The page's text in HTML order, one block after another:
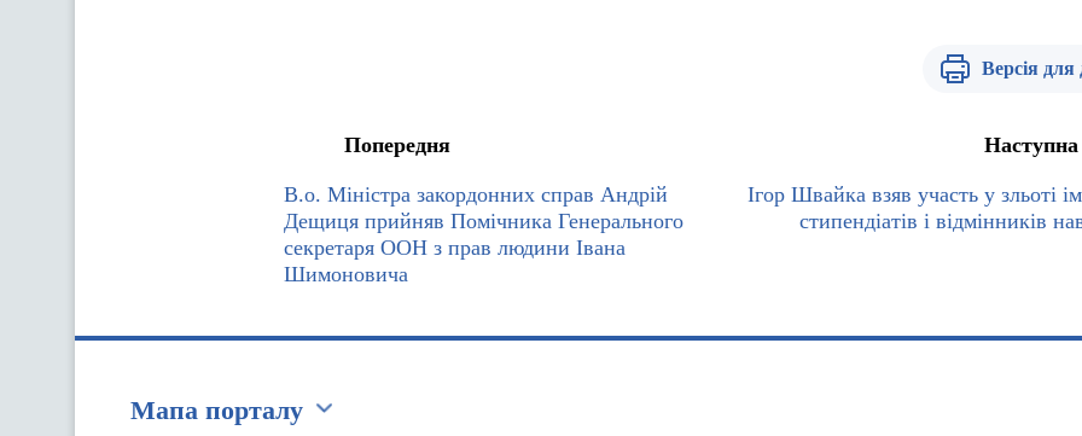
Версія для
Попередня
В.о. Міністра закордонних справ Андрій
Дещиця прийняв Помічника Генерального
секретаря ООН з прав людини Івана
Шимоновича
Наступна
Ігор Швайка взяв участь у зльоті
стипендіатів і відмінників
Мапа порталу